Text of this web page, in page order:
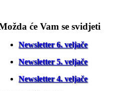
će Vam se svidjeti
Newsletter 6. veljače
Newsletter 5. veljače
Newsletter 4. veljače